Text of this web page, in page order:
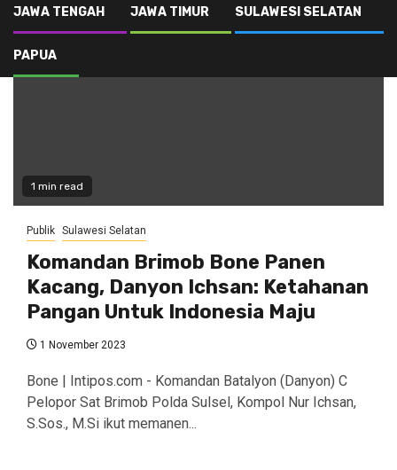
JAWA TENGAH JAWA TIMUR SULAWESI SELATAN
PAPUA
1 min read
Publik Sulawesi Selatan
Komandan Brimob Bone Panen
Kacang, Danyon Ichsan: Ketahanan
Pangan Untuk Indonesia Maju
1 November 2023
Bone | Intipos.com - Komandan Batalyon (Danyon) C
Pelopor Sat Brimob Polda Sulsel, Kompol Nur Ichsan,
S.Sos., M.Si ikut memanen...